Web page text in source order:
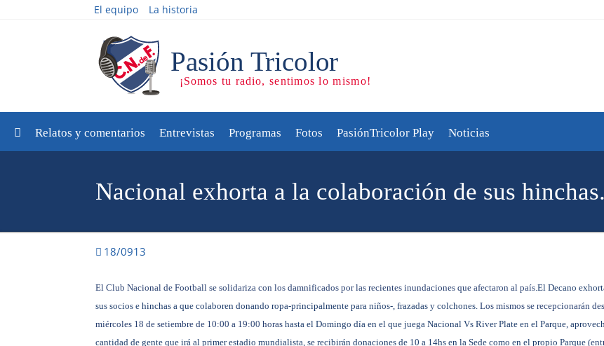
El equipo La historia
Relatos y comentarios Entrevistas Programas Fotos PasiónTricolor Play Noticias
Nacional exhorta a la colaboración de sus hinchas.
18/0913
El Club Nacional de Football se solidariza con los damnificados por las recientes inundaciones que afectaron al país.El Decano
sus socios e hinchas a que colaboren donando ropa-principalmente para niños-, frazadas y colchones.Los mismos se recepcionarán
miércoles 18 de setiembre de 10:00 a 19:00 horas hasta el Domingo día en el que juega Nacional Vs River Plate en el Parque,
cantidad de gente que irá al primer estadio mundialista, se recibirán donaciones de 10 a 14hs en la Sede como en el propio Parque